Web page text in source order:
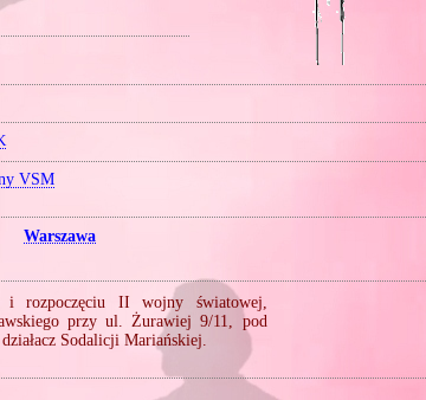
VSM
Warszawa
rozpoczęciu II wojny światowej,
przy ul. Żurawiej 9/11, pod
Sodalicji Mariańskiej.